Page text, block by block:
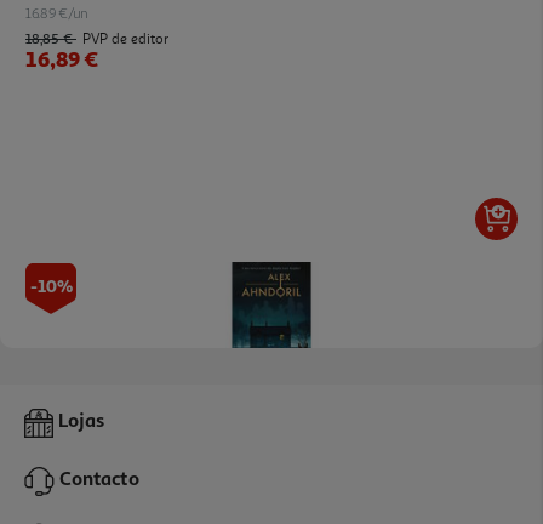
16.89 €/un
18,85 € PVP de editor
16,89 €
-10%
Livro Vou Encontrar A Chave De Alex Ahndoril
19,98 € PVP de editor
17,98 €
Lojas
Contacto